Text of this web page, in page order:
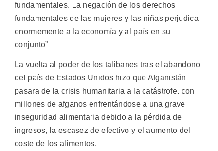
fundamentales. La negación de los derechos
fundamentales de las mujeres y las niñas perjudica
enormemente a la economía y al país en su
conjunto”
La vuelta al poder de los talibanes tras el abandono
del país de Estados Unidos hizo que Afganistán
pasara de la crisis humanitaria a la catástrofe, con
millones de afganos enfrentándose a una grave
inseguridad alimentaria debido a la pérdida de
ingresos, la escasez de efectivo y el aumento del
coste de los alimentos.